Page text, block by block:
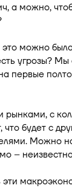
а можно,
можно
угрозы?
первые
с
будет с
Можно
–